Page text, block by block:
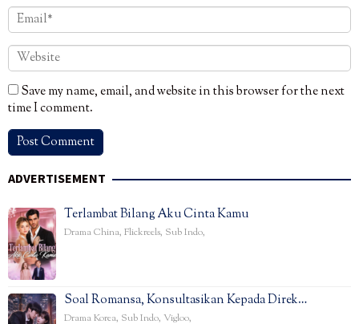
Save my name, email, and website in this browser for the next
time I comment.
ADVERTISEMENT
Terlambat Bilang Aku Cinta Kamu
Drama China, Flickreels, Sub Indo,
Soal Romansa, Konsultasikan Kepada Direk…
Drama Korea, Sub Indo, Vigloo,